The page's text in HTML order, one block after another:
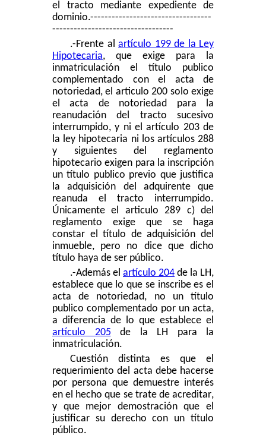
el tracto mediante expediente de
dominio.----------------------------------
----------------------------------
.-Frente al artículo 199 de la Ley
Hipotecaria, que exige para la
inmatriculación el título publico
complementado con el acta de
notoriedad, el articulo 200 solo exige
el acta de notoriedad para la
reanudación del tracto sucesivo
interrumpido, y ni el artículo 203 de
la ley hipotecaria ni los artículos 288
y siguientes del reglamento
hipotecario exigen para la inscripción
un título publico previo que justifica
la adquisición del adquirente que
reanuda el tracto interrumpido.
Únicamente el articulo 289 c) del
reglamento exige que se haga
constar el título de adquisición del
inmueble, pero no dice que dicho
título haya de ser público.
.-Además el artículo 204 de la LH,
establece que lo que se inscribe es el
acta de notoriedad, no un título
publico complementado por un acta,
a diferencia de lo que establece el
artículo 205 de la LH para la
inmatriculación.
Cuestión distinta es que el
requerimiento del acta debe hacerse
por persona que demuestre interés
en el hecho que se trate de acreditar,
y que mejor demostración que el
justificar su derecho con un título
público.